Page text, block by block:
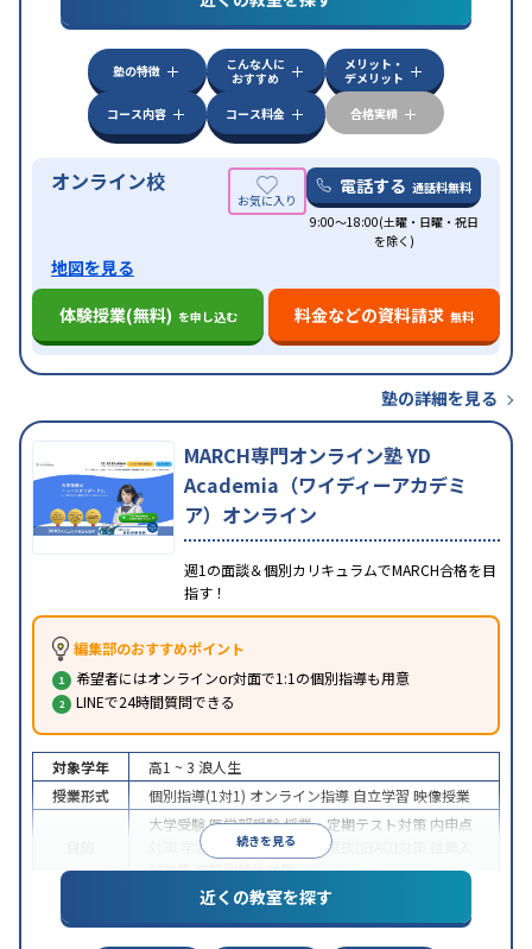
塾の特徴
こんな人に
おすすめ
メリット・
デメリット
コース内容
コース料金 合格実績
オンライン校 電話する 通話料無料
9:00～18:00(土曜・日曜・祝日
を除く)
地図を見る
体験授業(無料) を申し込む 料金などの資料請求 無料
塾の詳細を見る
MARCH専門オンライン塾 YD
Academia（ワイディーアカデミ
ア）オンライン
週1の面談＆個別カリキュラムでMARCH合格を目
指す！
編集部のおすすめポイント
希望者にはオンラインor対面で1:1の個別指導も用意
LINEで24時間質問できる
続きを見る
対象学年 高1 ~ 3 浪人生
授業形式
個別指導(1対1) オンライン指導 自立学習 映像授業
大学受験医学部受験授業・定期テスト対策 内申点
学習習慣の定着 総合型選抜(旧AO)対策
試対策学校別特化対策
特徴
中高一貫校生に対応授業の振替可能
学習にPC・タブレットを利用オンライン対応1
科目から受講可能
近くの教室を探す